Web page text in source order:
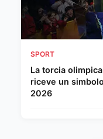
SPORT
La torcia
riceve un
2026